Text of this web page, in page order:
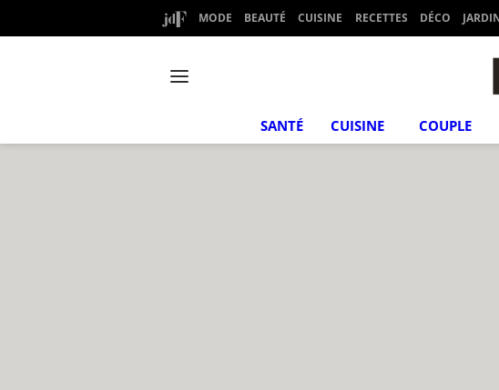
MODE BEAUTÉ CUISINE RECETTES DÉCO
SANTÉ CUISINE COUPLE